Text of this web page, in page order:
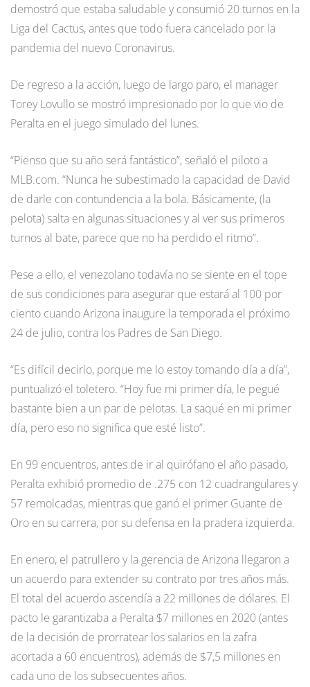
demostró que estaba saludable y consumió 20 turnos en la
Liga del Cactus, antes que todo fuera cancelado por la
pandemia del nuevo Coronavirus.
De regreso a la acción, luego de largo paro, el manager
Torey Lovullo se mostró impresionado por lo que vio de
Peralta en el juego simulado del lunes.
“Pienso que su año será fantástico”, señaló el piloto a
MLB.com. “Nunca he subestimado la capacidad de David
de darle con contundencia a la bola. Básicamente, (la
pelota) salta en algunas situaciones y al ver sus primeros
turnos al bate, parece que no ha perdido el ritmo”.
Pese a ello, el venezolano todavía no se siente en el tope
de sus condiciones para asegurar que estará al 100 por
ciento cuando Arizona inaugure la temporada el próximo
24 de julio, contra los Padres de San Diego.
“Es difícil decirlo, porque me lo estoy tomando día a día”,
puntualizó el toletero. “Hoy fue mi primer día, le pegué
bastante bien a un par de pelotas. La saqué en mi primer
día, pero eso no significa que esté listo”.
En 99 encuentros, antes de ir al quirófano el año pasado,
Peralta exhibió promedio de .275 con 12 cuadrangulares y
57 remolcadas, mientras que ganó el primer Guante de
Oro en su carrera, por su defensa en la pradera izquierda.
En enero, el patrullero y la gerencia de Arizona llegaron a
un acuerdo para extender su contrato por tres años más.
El total del acuerdo ascendía a 22 millones de dólares. El
pacto le garantizaba a Peralta $7 millones en 2020 (antes
de la decisión de prorratear los salarios en la zafra
acortada a 60 encuentros), además de $7,5 millones en
cada uno de los subsecuentes años.